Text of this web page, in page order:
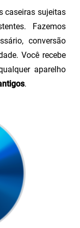
caseiras sujeitas
Fazemos
conversão
Você recebe
aparelho
.